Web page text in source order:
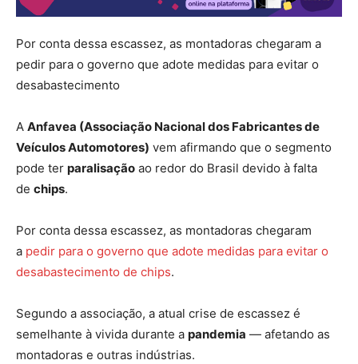
Por conta dessa escassez, as montadoras chegaram a
pedir para o governo que adote medidas para evitar o
desabastecimento
A Anfavea (Associação Nacional dos Fabricantes de
Veículos Automotores) vem afirmando que o segmento
pode ter paralisação ao redor do Brasil devido à falta
de chips.
Por conta dessa escassez, as montadoras chegaram
a pedir para o governo que adote medidas para evitar o
desabastecimento de chips.
Segundo a associação, a atual crise de escassez é
semelhante à vivida durante a pandemia — afetando as
montadoras e outras indústrias.